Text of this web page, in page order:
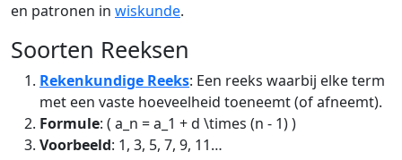
en patronen in wiskunde.
Soorten Reeksen
Rekenkundige Reeks: Een reeks waarbij elke term
met een vaste hoeveelheid toeneemt (of afneemt).
Formule: ( a_n = a_1 + d \times (n - 1) )
Voorbeeld: 1, 3, 5, 7, 9, 11…